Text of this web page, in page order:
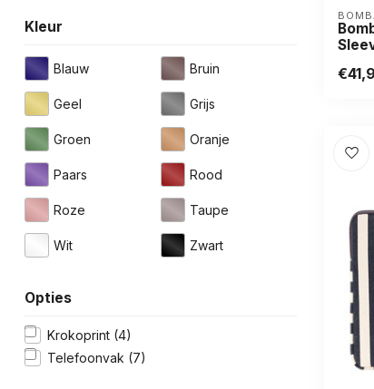
Kleur
Blauw Bruin
Geel Grijs
Groen Oranje
Paars Rood
Roze Taupe
Wit Zwart
Opties
Krokoprint (4)
Telefoonvak (7)